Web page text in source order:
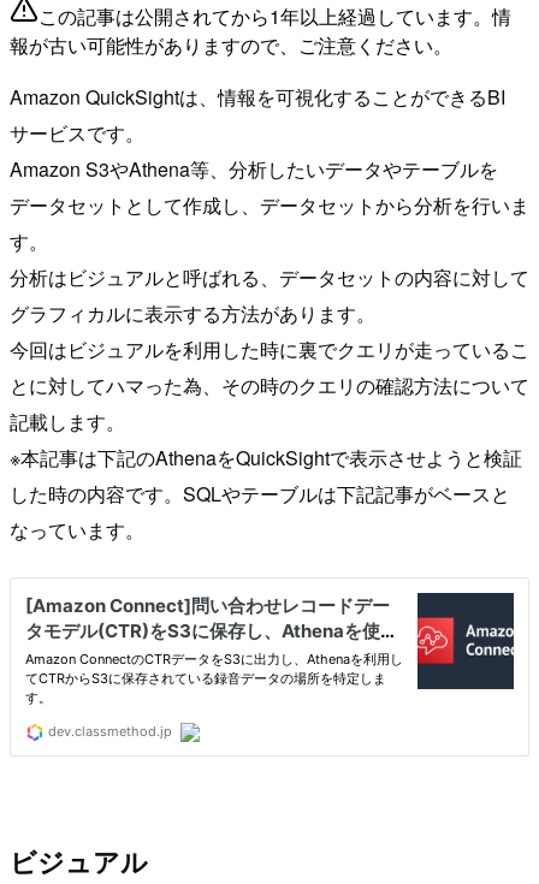
この記事は公開されてから1年以上経過しています。情
報が古い可能性がありますので、ご注意ください。
Amazon QuickSightは、情報を可視化することができるBI
サービスです。
Amazon S3やAthena等、分析したいデータやテーブルを
データセットとして作成し、データセットから分析を行いま
す。
分析はビジュアルと呼ばれる、データセットの内容に対して
グラフィカルに表示する方法があります。
今回はビジュアルを利用した時に裏でクエリが走っているこ
とに対してハマった為、その時のクエリの確認方法について
記載します。
※本記事は下記のAthenaをQuickSightで表示させようと検証
した時の内容です。SQLやテーブルは下記記事がベースと
なっています。
ビジュアル